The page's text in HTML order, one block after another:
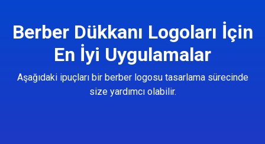
Berber Dükkanı Logoları İçin
En İyi Uygulamalar
Aşağıdaki ipuçları bir berber logosu tasarlama sürecinde
size yardımcı olabilir.